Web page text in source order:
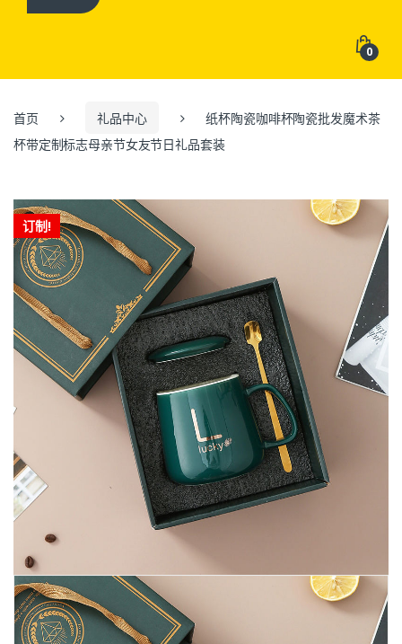
0
首页 礼品中心
纸杯陶瓷咖啡杯陶瓷批发魔术茶
杯带定制标志母亲节女友节日礼品套装
订制!